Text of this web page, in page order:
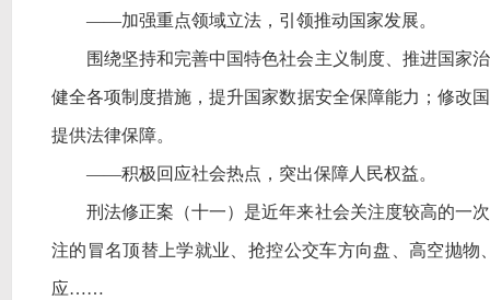
——加强重点领域立法，引领推动国家发展。
围绕坚持和完善中国特色社会主义制度、推进国家
健全各项制度措施，提升国家数据安全保障能力；修改
提供法律保障。
——积极回应社会热点，突出保障人民权益。
刑法修正案（十一）是近年来社会关注度较高的一
注的冒名顶替上学就业、抢控公交车方向盘、高空抛
应……